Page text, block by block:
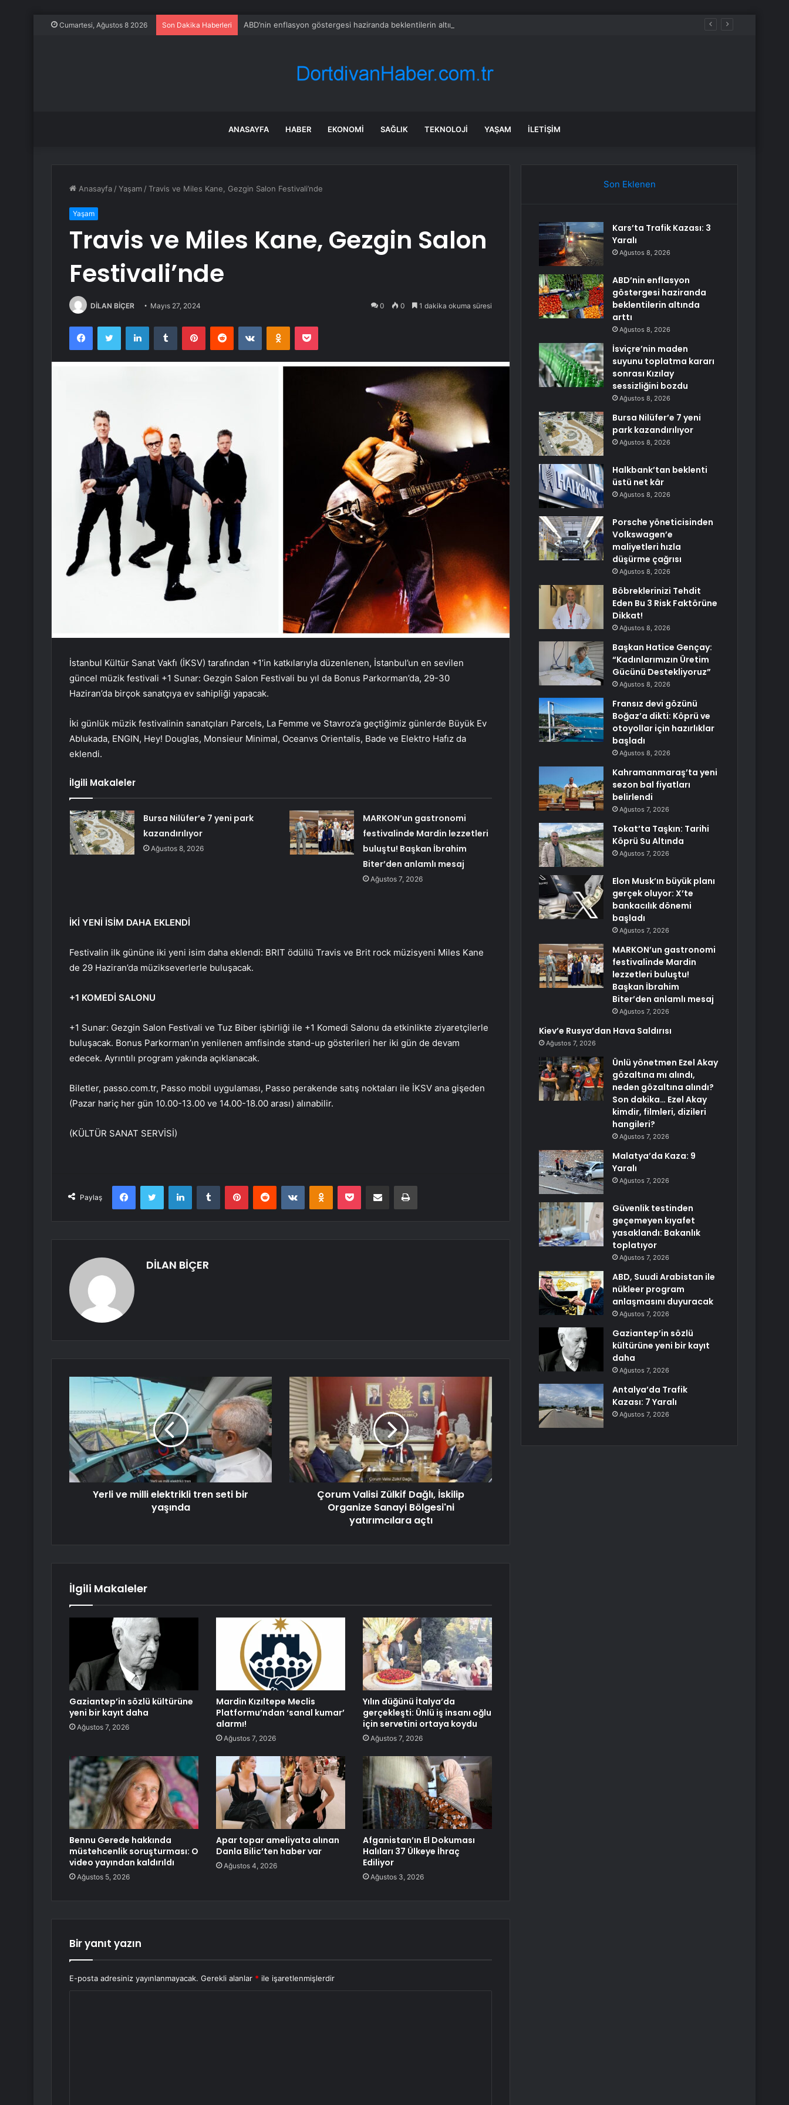
Cumartesi, Ağustos 8 2026 Son Dakika Haberleri ABD’nin enflasyon göstergesi haziranda beklentilerin altında arttı
ANASAYFA HABER EKONOMI SAĞLIK TEKNOLOJI YAŞAM İLETIŞIM
Anasayfa /Yaşam /Travis ve Miles Kane, Gezgin Salon Festivali’nde
Yaşam
Travis ve Miles Kane, Gezgin Salon
Festivali’nde
DİLAN BİÇER Mayıs 27, 2024 0 0 1 dakika okuma süresi
FacebookTwitter LinkedInTumblr PinterestReddit VKontakteOdnoklassniki
Pocket
İstanbul Kültür Sanat Vakfı (İKSV) tarafından +1’in katkılarıyla düzenlenen, İstanbul’un en sevilen
güncel müzik festivali +1 Sunar: Gezgin Salon Festivali bu yıl da Bonus Parkorman’da, 29-30
Haziran’da birçok sanatçıya ev sahipliği yapacak.
İki günlük müzik festivalinin sanatçıları Parcels, La Femme ve Stavroz’a geçtiğimiz günlerde Büyük Ev
Ablukada, ENGIN, Hey! Douglas, Monsieur Minimal, Oceanvs Orientalis, Bade ve Elektro Hafız da
eklendi.
İlgili Makaleler
Bursa Nilüfer’e 7 yeni park
kazandırılıyor
Ağustos 8, 2026
MARKON’un gastronomi
festivalinde Mardin lezzetleri
buluştu! Başkan İbrahim
Biter’den anlamlı mesaj
Ağustos 7, 2026
İKİ YENİ İSİM DAHA EKLENDİ
Festivalin ilk gününe iki yeni isim daha eklendi: BRIT ödüllü Travis ve Brit rock müzisyeni Miles Kane
de 29 Haziran’da müzikseverlerle buluşacak.
+1 KOMEDİ SALONU
+1 Sunar: Gezgin Salon Festivali ve Tuz Biber işbirliği ile +1 Komedi Salonu da etkinlikte ziyaretçilerle
buluşacak. Bonus Parkorman’ın yenilenen amfisinde stand-up gösterileri her iki gün de devam
edecek. Ayrıntılı program yakında açıklanacak.
Biletler, passo.com.tr, Passo mobil uygulaması, Passo perakende satış noktaları ile İKSV ana gişeden
(Pazar hariç her gün 10.00-13.00 ve 14.00-18.00 arası) alınabilir.
(KÜLTÜR SANAT SERVİSİ)
Paylaş
FacebookTwitter LinkedInTumblr PinterestReddit VKontakteOdnoklassniki
Pocket E-Posta ile paylaş Yazdır
DİLAN BİÇER
Yerli ve milli elektrikli tren seti bir
yaşında
Çorum Valisi Zülkif Dağlı, İskilip
Organize Sanayi Bölgesi'ni
yatırımcılara açtı
İlgili Makaleler
Gaziantep’in sözlü kültürüne
yeni bir kayıt daha
Ağustos 7, 2026
Mardin Kızıltepe Meclis
Platformu’ndan ‘sanal kumar’
alarmı!
Ağustos 7, 2026
Yılın düğünü İtalya’da
gerçekleşti: Ünlü iş insanı oğlu
için servetini ortaya koydu
Ağustos 7, 2026
Bennu Gerede hakkında
müstehcenlik soruşturması: O
video yayından kaldırıldı
Ağustos 5, 2026
Apar topar ameliyata alınan
Danla Bilic’ten haber var
Ağustos 4, 2026
Afganistan’ın El Dokuması
Halıları 37 Ülkeye İhraç
Ediliyor
Ağustos 3, 2026
Bir yanıt yazın
E-posta adresiniz yayınlanmayacak. Gerekli alanlar * ile işaretlenmişlerdir
Son Eklenen
Kars’ta Trafik Kazası: 3
Yaralı
Ağustos 8, 2026
ABD’nin enflasyon
göstergesi haziranda
beklentilerin altında
arttı
Ağustos 8, 2026
İsviçre’nin maden
suyunu toplatma kararı
sonrası Kızılay
sessizliğini bozdu
Ağustos 8, 2026
Bursa Nilüfer’e 7 yeni
park kazandırılıyor
Ağustos 8, 2026
Halkbank’tan beklenti
üstü net kâr
Ağustos 8, 2026
Porsche yöneticisinden
Volkswagen’e
maliyetleri hızla
düşürme çağrısı
Ağustos 8, 2026
Böbreklerinizi Tehdit
Eden Bu 3 Risk Faktörüne
Dikkat!
Ağustos 8, 2026
Başkan Hatice Gençay:
“Kadınlarımızın Üretim
Gücünü Destekliyoruz”
Ağustos 8, 2026
Fransız devi gözünü
Boğaz’a dikti: Köprü ve
otoyollar için hazırlıklar
başladı
Ağustos 8, 2026
Kahramanmaraş’ta yeni
sezon bal fiyatları
belirlendi
Ağustos 7, 2026
Tokat’ta Taşkın: Tarihi
Köprü Su Altında
Ağustos 7, 2026
Elon Musk’ın büyük planı
gerçek oluyor: X’te
bankacılık dönemi
başladı
Ağustos 7, 2026
MARKON’un gastronomi
festivalinde Mardin
lezzetleri buluştu!
Başkan İbrahim
Biter’den anlamlı mesaj
Ağustos 7, 2026
Kiev’e Rusya’dan Hava Saldırısı
Ağustos 7, 2026
Ünlü yönetmen Ezel Akay
gözaltına mı alındı,
neden gözaltına alındı?
Son dakika… Ezel Akay
kimdir, filmleri, dizileri
hangileri?
Ağustos 7, 2026
Malatya’da Kaza: 9
Yaralı
Ağustos 7, 2026
Güvenlik testinden
geçemeyen kıyafet
yasaklandı: Bakanlık
toplatıyor
Ağustos 7, 2026
ABD, Suudi Arabistan ile
nükleer program
anlaşmasını duyuracak
Ağustos 7, 2026
Gaziantep’in sözlü
kültürüne yeni bir kayıt
daha
Ağustos 7, 2026
Antalya’da Trafik
Kazası: 7 Yaralı
Ağustos 7, 2026